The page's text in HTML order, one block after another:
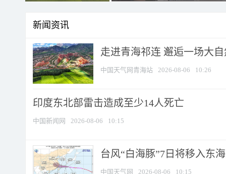
新闻资讯
走进青海祁连 邂逅一场大
中国天气网青海站 2026-08-06 10:26
印度东北部雷击造成至少14人死亡
中国新闻网 2026-08-06 10:15
台风“白海豚”7日将移入东
中国天气网 2026-08-06 10:15